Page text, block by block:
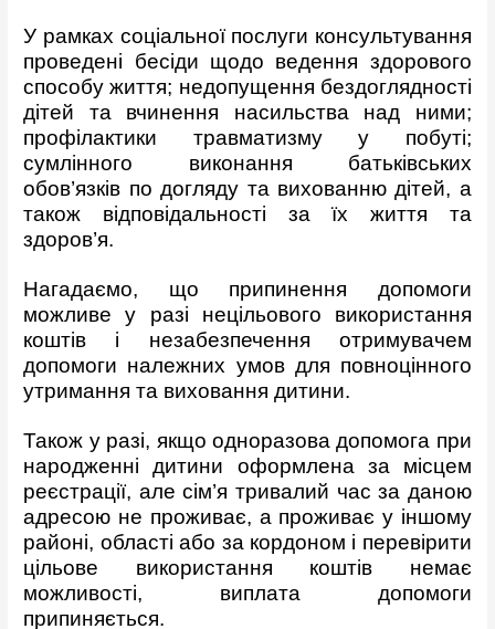
У рамках соціальної послуги консультування
проведені бесіди щодо ведення здорового
способу життя; недопущення бездоглядності
дітей та вчинення насильства над ними;
профілактики травматизму у побуті;
сумлінного виконання батьківських
обов’язків по догляду та вихованню дітей, а
також відповідальності за їх життя та
здоров’я.
Нагадаємо, що припинення допомоги
можливе у разі нецільового використання
коштів і незабезпечення отримувачем
допомоги належних умов для повноцінного
утримання та виховання дитини.
Також у разі, якщо одноразова допомога при
народженні дитини оформлена за місцем
реєстрації, але сім’я тривалий час за даною
адресою не проживає, а проживає у іншому
районі, області або за кордоном і перевірити
цільове використання коштів немає
можливості, виплата допомоги
припиняється.